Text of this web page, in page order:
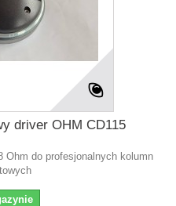
driver OHM CD115
Ohm do profesjonalnych kolumn